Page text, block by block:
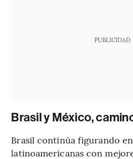
PUBLICIDAD
Brasil y México,
Brasil continúa figurando
latinoamericanas con